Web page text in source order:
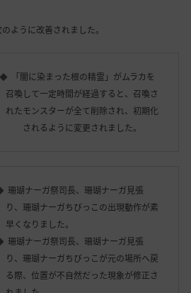
ように改善されました。
「闇に染まった根の精霊」がムラカを
召喚して一定時間が経過すると、召喚さ
れたモンスターが全て削除され、初期化
されるように変更されました。
珊瑚ナーガ祭司長、珊瑚ナーガ見張
り、珊瑚ナーガちびっこの出現動作が素
早くなりました。
珊瑚ナーガ祭司長、珊瑚ナーガ見張
り、珊瑚ナーガちびっこが元の場所へ戻
る際、位置が不自然だった現象が修正さ